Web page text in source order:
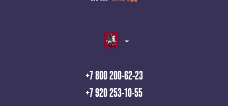
+7 800 200-62-23
+7 920 253-10-55